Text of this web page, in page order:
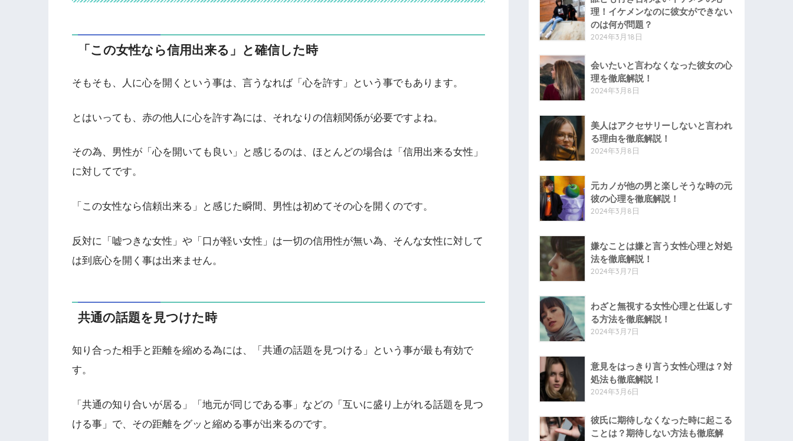
「この女性なら信用出来る」と確信した時
そもそも、人に心を開くという事は、言うなれば「心を許す」という事でもあります。
とはいっても、赤の他人に心を許す為には、それなりの信頼関係が必要ですよね。
その為、男性が「心を開いても良い」と感じるのは、ほとんどの場合は「信用出来る女性」
に対してです。
「この女性なら信頼出来る」と感じた瞬間、男性は初めてその心を開くのです。
反対に「嘘つきな女性」や「口が軽い女性」は一切の信用性が無い為、そんな女性に対して
は到底心を開く事は出来ません。
共通の話題を見つけた時
知り合った相手と距離を縮める為には、「共通の話題を見つける」という事が最も有効で
す。
「共通の知り合いが居る」「地元が同じである事」などの「互いに盛り上がれる話題を見つ
ける事」で、その距離をグッと縮める事が出来るのです。
理！イケメンなのに彼女ができない
のは何が問題？
2024年3月18日
会いたいと言わなくなった彼女の心
理を徹底解説！
2024年3月8日
美人はアクセサリーしないと言われ
る理由を徹底解説！
2024年3月8日
元カノが他の男と楽しそうな時の元
彼の心理を徹底解説！
2024年3月8日
嫌なことは嫌と言う女性心理と対処
法を徹底解説！
2024年3月7日
わざと無視する女性心理と仕返しす
る方法を徹底解説！
2024年3月7日
意見をはっきり言う女性心理は？対
処法も徹底解説！
2024年3月6日
彼氏に期待しなくなった時に起こる
ことは？期待しない方法も徹底解